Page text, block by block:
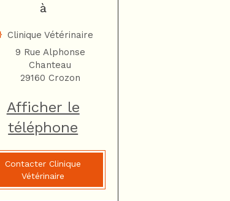
à
Clinique Vétérinaire
9 Rue Alphonse
Chanteau
29160 Crozon
Afficher le
téléphone
Contacter Clinique
Vétérinaire